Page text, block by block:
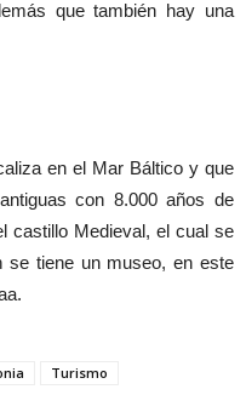
que también hay una
en el Mar Báltico y que
con 8.000 años de
castillo Medieval, el cual se
se tiene un museo, en este
Turismo